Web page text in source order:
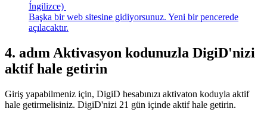
Íngilizce)
Başka bir web sitesine gidiyorsunuz. Yeni bir pencerede
açılacaktır.
4. adım Aktivasyon kodunuzla DigiD'nizi
aktif hale getirin
Giriş yapabilmeniz için, DigiD hesabınızı aktivaton koduyla aktif
hale getirmelisiniz. DigiD'nizi 21 gün içinde aktif hale getirin.